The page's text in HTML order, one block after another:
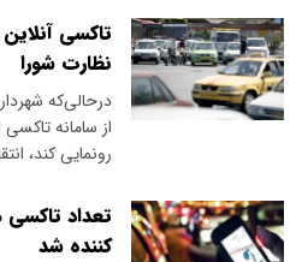
تاکسی
نظارت شورا
درحالی‌که
از سامانه
رونمایی کند،
تعداد تاکسی
کننده شد